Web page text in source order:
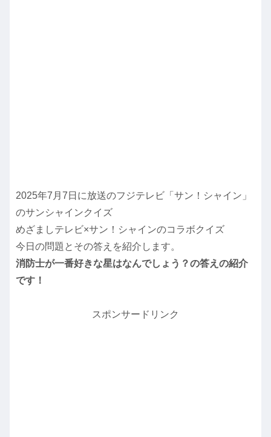
2025年7月7日に放送のフジテレビ「サン！シャイン」
のサンシャインクイズ
めざましテレビ×サン！シャインのコラボクイズ
今日の問題とその答えを紹介します。
消防士が一番好きな星はなんでしょう？の答えの紹介
です！
スポンサードリンク